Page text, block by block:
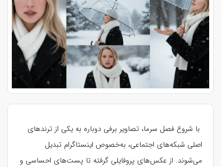
با شروع فصل سرما، تصاویر برفی دوباره به یکی از ترندهای
اصلی شبکه‌های اجتماعی، به‌خصوص اینستاگرام تبدیل
می‌شوند. از عکس‌های پروفایلی گرفته تا پست‌های احساسی و